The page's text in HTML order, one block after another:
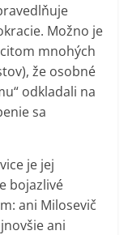
Možno je
mnohých
že osobné
odkladali na
sa
je jej
bojazlivé
ani Milosevič
ani